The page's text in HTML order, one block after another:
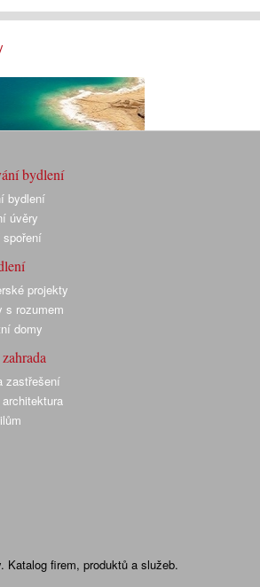
bydlení
bydlení
úvěry
projekty
s rozumem
domy
zastřešení
firem, produktů a služeb.